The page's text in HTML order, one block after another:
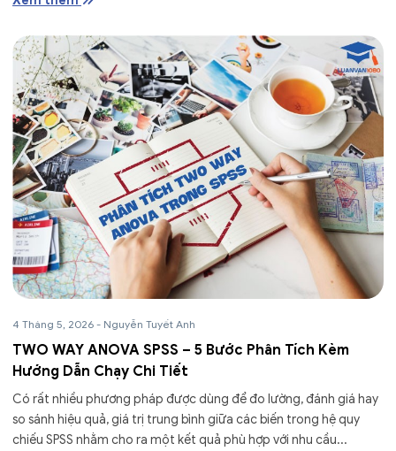
4 Tháng 5, 2026 - Nguyễn Tuyết Anh
TWO WAY ANOVA SPSS – 5 Bước Phân Tích Kèm
Hướng Dẫn Chạy Chi Tiết
Có rất nhiều phương pháp được dùng để đo lường, đánh giá hay
so sánh hiệu quả, giá trị trung bình giữa các biến trong hệ quy
chiếu SPSS nhằm cho ra một kết quả phù hợp với nhu cầu...